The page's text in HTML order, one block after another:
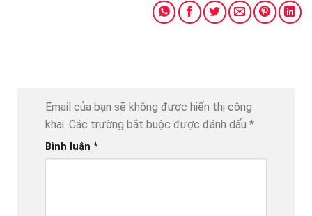
Email của bạn sẽ không được hiển thị công
khai. Các trường bắt buộc được đánh dấu *
Bình luận *